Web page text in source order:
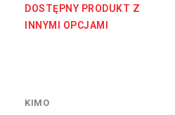
DOSTĘPNY PRODUKT Z
INNYMI OPCJAMI
KIMO